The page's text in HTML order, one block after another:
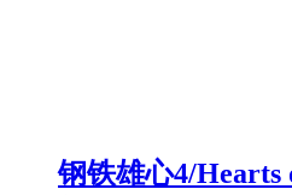
钢铁雄心4/